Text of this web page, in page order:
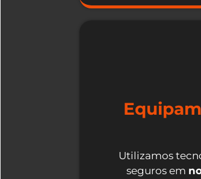
Utilizamos
seguros em